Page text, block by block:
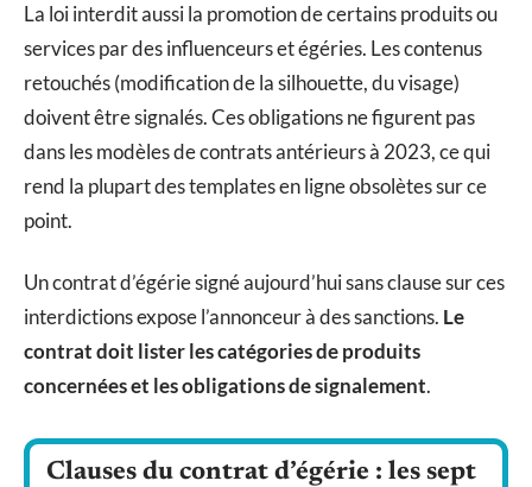
La loi interdit aussi la promotion de certains produits ou
services par des influenceurs et égéries. Les contenus
retouchés (modification de la silhouette, du visage)
doivent être signalés. Ces obligations ne figurent pas
dans les modèles de contrats antérieurs à 2023, ce qui
rend la plupart des templates en ligne obsolètes sur ce
point.
Un contrat d’égérie signé aujourd’hui sans clause sur ces
interdictions expose l’annonceur à des sanctions. Le
contrat doit lister les catégories de produits
concernées et les obligations de signalement.
Clauses du contrat d’égérie : les sept